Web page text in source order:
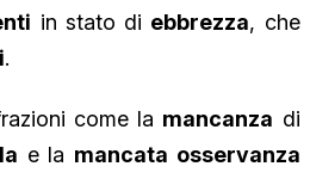
in stato di ebbrezza, che
.
come la mancanza di
e la mancata osservanza